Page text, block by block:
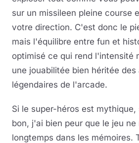
sur un missileen pleine course
votre direction. C'est donc le
mais l'équilibre entre fun et
optimisé ce qui rend l'intensité
une jouabilitée bien héritée
légendaires de l'arcade.
Si le super-héros est
bon, j'ai bien peur que le jeu ne
longtemps dans les mémoires.